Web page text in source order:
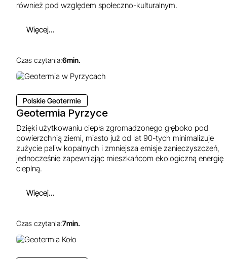
również pod względem społeczno-kulturalnym.
Więcej...
Czas czytania:6min.
Polskie Geotermie
Geotermia Pyrzyce
Dzięki użytkowaniu ciepła zgromadzonego głęboko pod
powierzchnią ziemi, miasto już od lat 90-tych minimalizuje
zużycie paliw kopalnych i zmniejsza emisje zanieczyszczeń,
jednocześnie zapewniając mieszkańcom ekologiczną energię
cieplną.
Więcej...
Czas czytania:7min.